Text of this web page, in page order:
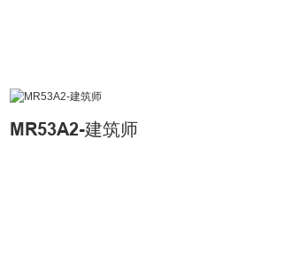
MR53A2-建筑师